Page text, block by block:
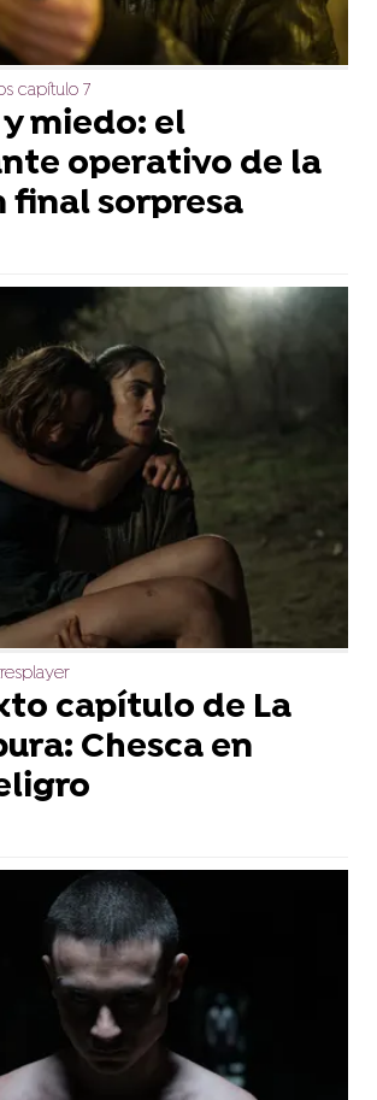
capítulo 7
miedo: el
operativo de la
final sorpresa
capítulo de La
Chesca en